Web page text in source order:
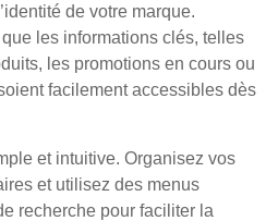
de votre marque.
les informations clés, telles
les promotions en cours ou
facilement accessibles dès
et intuitive. Organisez vos
et utilisez des menus
recherche pour faciliter la